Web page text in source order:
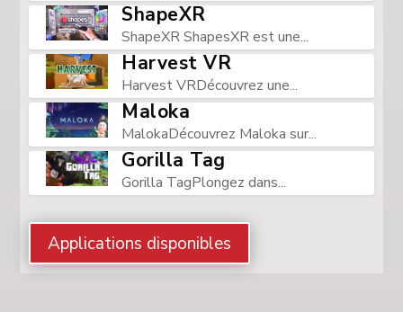
ShapeXR
ShapeXR ShapesXR est une...
Harvest VR
Harvest VRDécouvrez une...
Maloka
MalokaDécouvrez Maloka sur...
Gorilla Tag
Gorilla TagPlongez dans...
Applications disponibles